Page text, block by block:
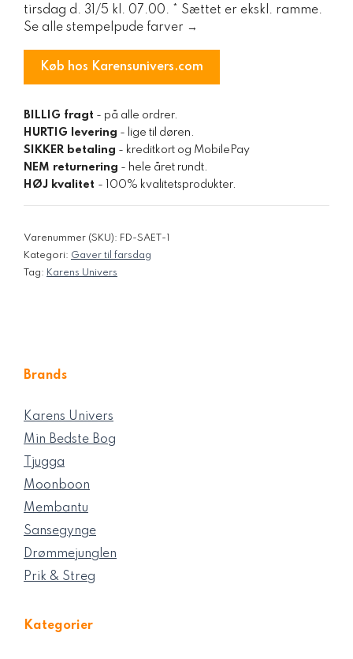
tirsdag d. 31/5 kl. 07.00. * Sættet er ekskl. ramme.
Se alle stempelpude farver →
Køb hos Karensunivers.com
BILLIG fragt - på alle ordrer.
HURTIG levering - lige til døren.
SIKKER betaling - kreditkort og MobilePay
NEM returnering - hele året rundt.
HØJ kvalitet - 100% kvalitetsprodukter.
Varenummer (SKU): FD-SAET-1
Kategori: Gaver til farsdag
Tag: Karens Univers
Brands
Karens Univers
Min Bedste Bog
Tjugga
Moonboon
Membantu
Sansegynge
Drømmejunglen
Prik & Streg
Kategorier